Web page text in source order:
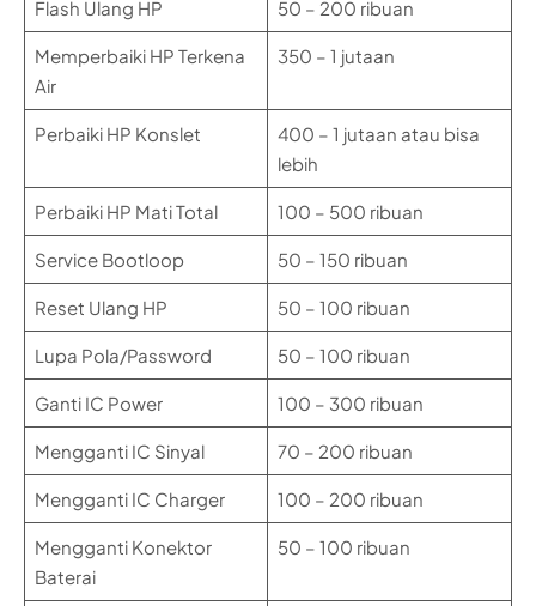
Flash Ulang HP 50 – 200 ribuan
Memperbaiki HP Terkena
Air
350 – 1 jutaan
Perbaiki HP Konslet
400 – 1 jutaan atau bisa
lebih
Perbaiki HP Mati Total 100 – 500 ribuan
Service Bootloop 50 – 150 ribuan
Reset Ulang HP 50 – 100 ribuan
Lupa Pola/Password 50 – 100 ribuan
Ganti IC Power 100 – 300 ribuan
Mengganti IC Sinyal 70 – 200 ribuan
Mengganti IC Charger 100 – 200 ribuan
Mengganti Konektor
Baterai
50 – 100 ribuan